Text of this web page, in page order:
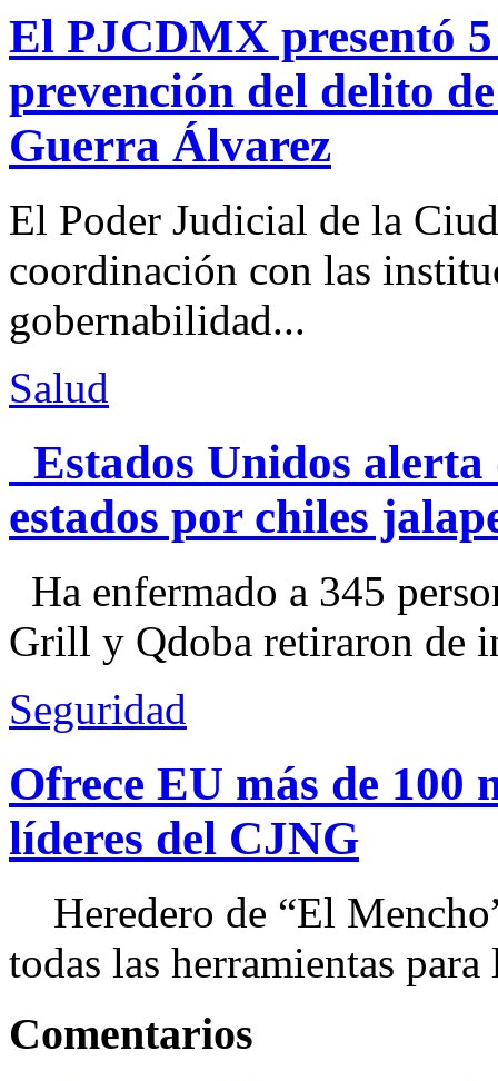
El PJCDMX presentó
prevención del delito
Guerra Álvarez
El Poder Judicial de la
coordinación con las
gobernabilidad...
Salud
Estados Unidos alerta
estados por chiles
Ha enfermado a 345
Grill y Qdoba retiraron de
Seguridad
Ofrece EU más de 100
líderes del CJNG
Heredero de “El
todas las herramientas
Comentarios